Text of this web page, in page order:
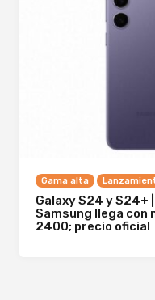
Gama alta
Galaxy S24 y S24+
Samsung llega con
2400; precio oficial